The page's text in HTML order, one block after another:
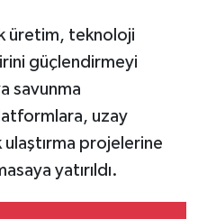
üretim, teknoloji
güçlendirmeyi
savunma
uzay
projelerine
yatırıldı.